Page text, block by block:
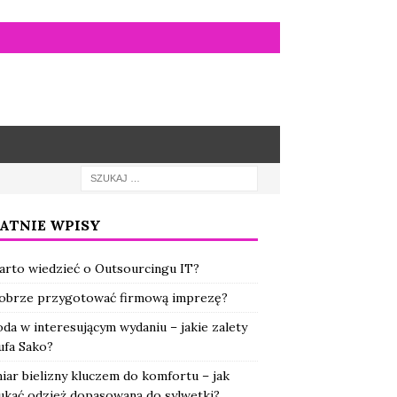
WPISY
wiedzieć o Outsourcingu IT?
przygotować firmową imprezę?
w interesującym wydaniu – jakie zalety
Sako?
bielizny kluczem do komfortu – jak